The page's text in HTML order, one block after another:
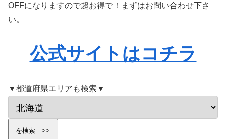
OFFになりますので超お得で！まずはお問い合わせ下さ
い。
公式サイトはコチラ
▼都道府県エリアも検索▼